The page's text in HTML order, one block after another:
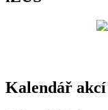
Kalendář akcí